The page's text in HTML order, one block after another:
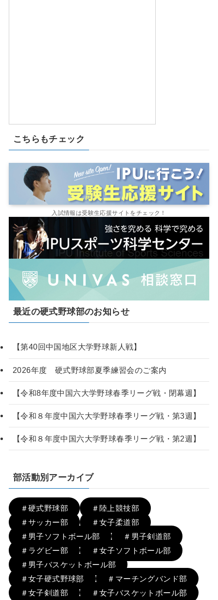
こちらもチェック
入試情報は受験生応援サイトをチェック！
最近の硬式野球部のお知らせ
【第40回中国地区大学野球新人戦】
2026年度 硬式野球部夏季練習会のご案内
【令和8年度中国六大学野球春季リーグ戦・閉幕週】
【令和８年度中国六大学野球春季リーグ戦・第3週】
【令和８年度中国六大学野球春季リーグ戦・第2週】
部活動別アーカイブ
＃硬式野球部
＃陸上競技部
＃サッカー部
＃女子柔道部
＃男子ソフトボール部
＃男子剣道部
＃ラグビー部
＃女子ソフトボール部
＃男子バスケットボール部
＃女子硬式野球部
＃マーチングバンド部
＃女子剣道部
＃女子バスケットボール部